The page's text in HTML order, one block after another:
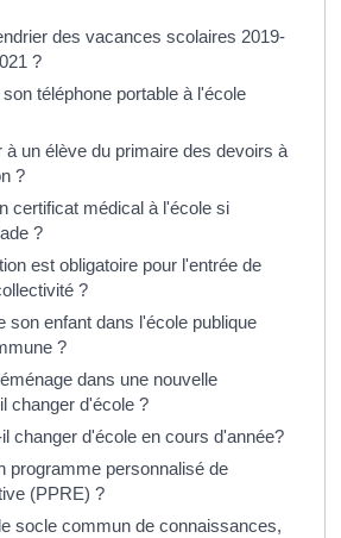
des vacances scolaires 2019-
?
téléphone portable à l'école
à un élève du primaire des devoirs à
?
certificat médical à l'école si
?
est obligatoire pour l'entrée de
?
son enfant dans l'école publique
?
dans une nouvelle
changer d'école ?
changer d'école en cours d'année?
programme personnalisé de
(PPRE) ?
socle commun de connaissances,